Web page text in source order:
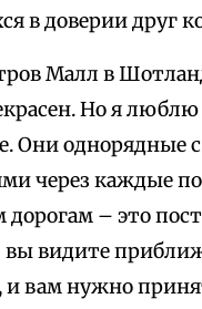
в доверии друг
Малл в
Но я
Они однорядные с
через каждые
дорогам – это
вы видите
и вам нужно